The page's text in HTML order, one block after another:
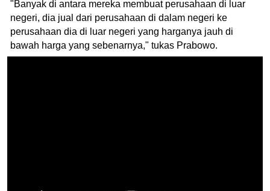
"Banyak di antara mereka membuat perusahaan di luar
negeri, dia jual dari perusahaan di dalam negeri ke
perusahaan dia di luar negeri yang harganya jauh di
bawah harga yang sebenarnya," tukas Prabowo.